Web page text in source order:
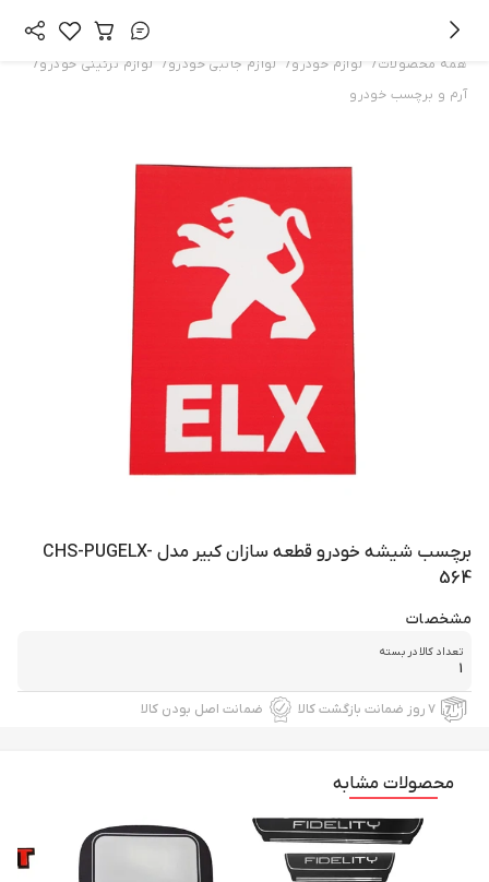
همه محصولات/ لوازم خودرو/ لوازم جانبی خودرو/ لوازم تزئینی خودرو/
آرم و برچسب خودرو
برچسب شیشه خودرو قطعه سازان کبیر مدل CHS-PUGELX-
564
مشخصات
تعداد کالا در بسته
1
۷ روز ضمانت بازگشت کالا ضمانت اصل بودن کالا
محصولات مشابه